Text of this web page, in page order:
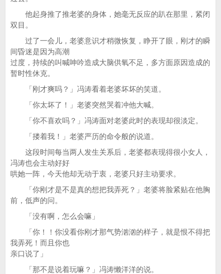
他起身推了推老婆的身体，她毫无反应的趴在那里，紧闭
双目。
过了一会儿，老婆意识才稍微恢复，睁开了眼，刚才的瞬
间昏迷是因为高潮
过度，持续的叫喊呻吟造成大脑供氧不足，多方面原因造成的
暂时性休克。
「刚才爽吗？」冯涛看着老婆坏坏的笑道。
「你太坏了！」老婆突然哭着冲他大喊。
「你不喜欢吗？」冯涛面对老婆此时的表现却很淡定。
「搂着我！」老婆严历的命令般的说道。
这段时间每当两人发生关系后，老婆都表现得很小女人，
冯涛也会主动好好
哄她一阵，今天他却无动于衷，老婆只好主动要求。
「你刚才是不是真的想把我弄死？」老婆将脸紧贴在他胸
前，低声的问。
「没有啊，怎么会嘛」
「你！！你没看你刚才那气势汹汹的样子，就是恨不得把
我弄死！而且你也
亲口说了」
「那不是说着玩嘛？」冯涛懒洋洋的说。